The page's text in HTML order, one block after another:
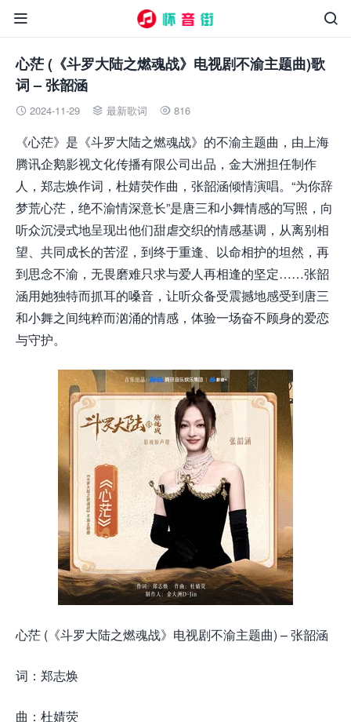


心茫 (《斗罗大陆之燃魂战》电视剧不渝主题曲)歌
词 – 张韶涵
 2024-11-29  最新歌词  816
《心茫》是《斗罗大陆之燃魂战》的不渝主题曲，由上海
腾讯企鹅影视文化传播有限公司出品，金大洲担任制作
人，郑志焕作词，杜婧荧作曲，张韶涵倾情演唱。“为你辞
梦荒⼼茫，绝不渝情深意长”是唐三和小舞情感的写照，向
听众沉浸式地呈现出他们甜虐交织的情感基调，从离别相
望、共同成长的苦涩，到终于重逢、以命相护的坦然，再
到思念不渝，无畏磨难只求与爱人再相逢的坚定……张韶
涵用她独特而抓耳的嗓音，让听众备受震撼地感受到唐三
和小舞之间纯粹而汹涌的情感，体验一场奋不顾身的爱恋
与守护。
心茫 (《斗罗大陆之燃魂战》电视剧不渝主题曲) – 张韶涵
词：郑志焕
曲：杜婧荧